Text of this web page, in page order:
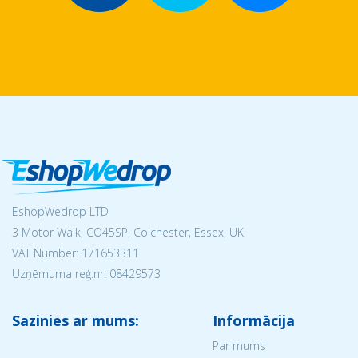
EshopWedrop LTD
3 Motor Walk, CO45SP, Colchester, Essex, UK
VAT Number: 171653311
Uzņēmuma reģ.nr: 08429573
Sazinies ar mums: Informācija
Par mums